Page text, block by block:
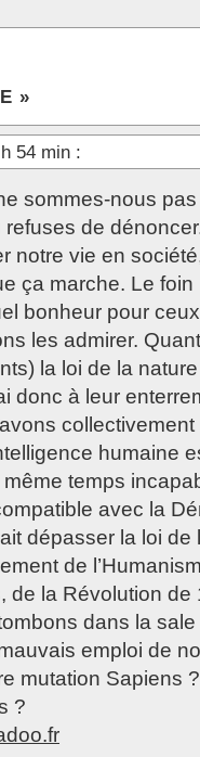
»
54 min :
sommes-nous
de
notre vie en
ça marche. Le
bonheur pour
les admirer.
la loi de la
donc à leur
humaine
même temps
avec la
dépasser la loi
de
de la Révolution de
dans la sale
emploi de
mutation Sapiens
?